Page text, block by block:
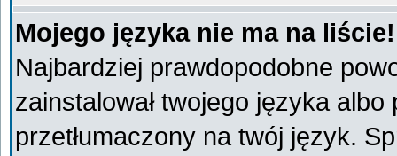
Mojego języka nie ma na liście!
Najbardziej prawdopodobne
zainstalował twojego języka
przetłumaczony na twój język.